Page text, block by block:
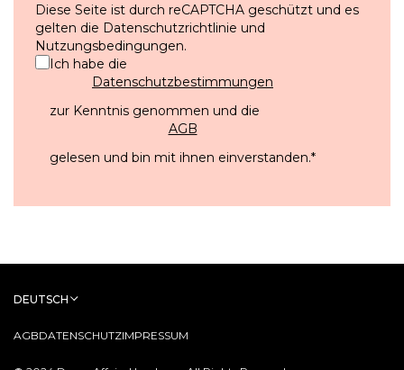
Diese Seite ist durch reCAPTCHA geschützt und es
gelten die Datenschutzrichtlinie und
Nutzungsbedingungen.
Ich habe die
Datenschutzbestimmungen
zur Kenntnis genommen und die
AGB
gelesen und bin mit ihnen einverstanden.*
AGBDATENSCHUTZIMPRESSUM
DEUTSCH